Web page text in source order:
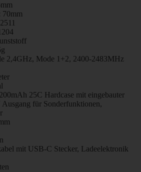
70mm
2,4GHz, Mode 1+2, 2400-2483MHz
25C Hardcase mit eingebauter
für Sonderfunktionen,
mit USB-C Stecker, Ladeelektronik